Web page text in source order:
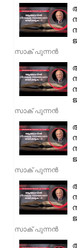
സാക് പുന്നൻ
സാക് പുന്നൻ
സാക് പുന്നൻ
സാക് പുന്നൻ